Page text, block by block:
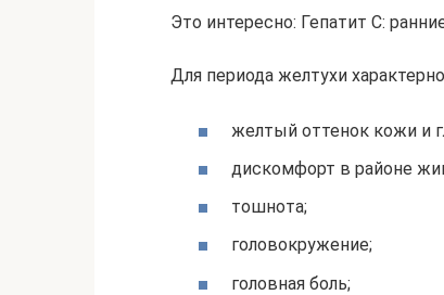
Это интересно: Гепатит С:
Для периода желтухи
желтый оттенок кожи и
дискомфорт в районе
тошнота;
головокружение;
головная боль;